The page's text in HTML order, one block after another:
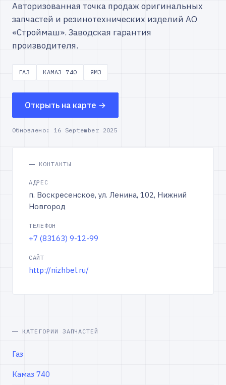
Авторизованная точка продаж оригинальных
запчастей и резинотехнических изделий АО
«Строймаш». Заводская гарантия
производителя.
ГАЗ КАМАЗ 740 ЯМЗ
Открыть на карте →
Обновлено: 16 September 2025
КОНТАКТЫ
АДРЕС
п. Воскресенское, ул. Ленина, 102, Нижний
Новгород
ТЕЛЕФОН
+7 (83163) 9-12-99
САЙТ
http://nizhbel.ru/
КАТЕГОРИИ ЗАПЧАСТЕЙ
Газ
Камаз 740